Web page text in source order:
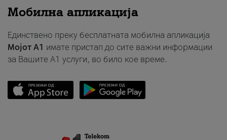
Мобилна апликација
Единствено преку бесплатната мобилна апликација
Мојот A1 имате пристап до сите важни информации
за Вашите A1 услуги, во било кое време.